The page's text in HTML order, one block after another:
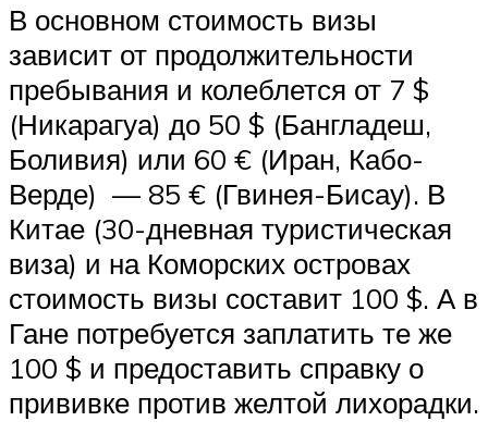
В основном стоимость визы
зависит от продолжительности
пребывания и колеблется от 7 $
(Никарагуа) до 50 $ (Бангладеш,
Боливия) или 60 € (Иран, Кабо-
Верде) — 85 € (Гвинея-Бисау). В
Китае (30-дневная туристическая
виза) и на Коморских островах
стоимость визы составит 100 $. А в
Гане потребуется заплатить те же
100 $ и предоставить справку о
прививке против желтой лихорадки.